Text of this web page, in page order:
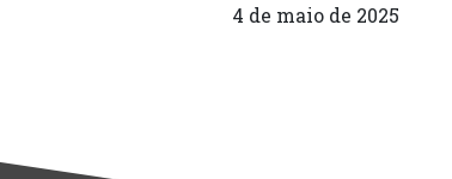
4 de maio de 2025